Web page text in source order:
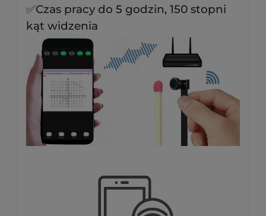
✅Czas pracy do 5 godzin, 150 stopni
kąt widzenia